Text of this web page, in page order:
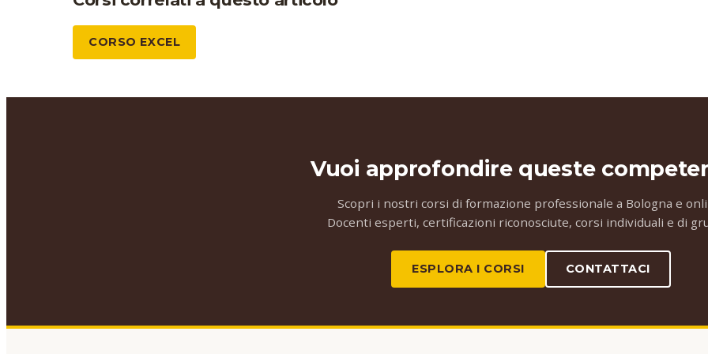
CORSO EXCEL
Vuoi approfondire queste
Scopri i nostri corsi di formazione professionale a Bologna e
Docenti esperti, certificazioni riconosciute, corsi individuali e di
ESPLORA I CORSI CONTATTACI